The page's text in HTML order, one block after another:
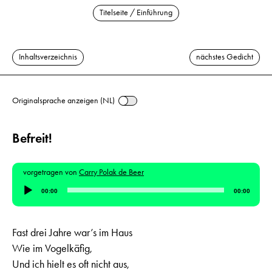
Titelseite / Einführung
Inhaltsverzeichnis nächstes Gedicht
Originalsprache anzeigen (NL)
Befreit!
vorgetragen von Carry Polak de Beer
Audio-
Player
00:00 00:00
Fast drei Jahre war’s im Haus
Wie im Vogelkäfig,
Und ich hielt es oft nicht aus,